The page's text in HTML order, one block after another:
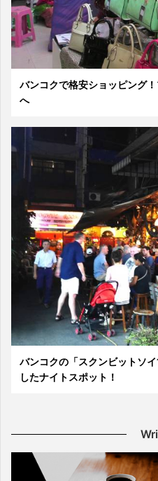
バンコクで格安ショッピング
へ
バンコクの「スクンビットソ
したナイトスポット！